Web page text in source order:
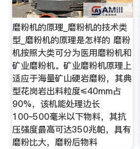
磨粉机的原理_磨粉机的技术类
型_磨粉机的原理是怎样的 磨粉
机按照大类可分为医用磨粉机和
矿业磨粉机。矿业磨粉机原理上
适应于海量矿山硬岩磨粉，其典
型花岗岩出料粒度≤40mm占
90%，该机能处理边长
100~500毫米以下物料，其抗
压强度最高可达350兆帕，具有
磨粉比大，磨粉后物料